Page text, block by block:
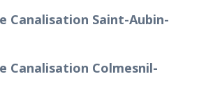
Canalisation Saint-Aubin-
Canalisation Colmesnil-